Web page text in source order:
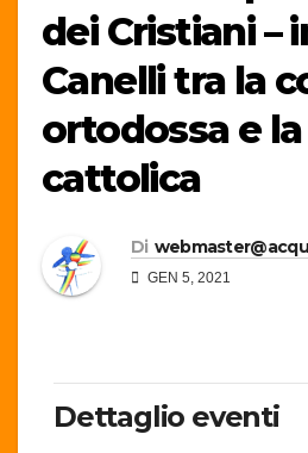
dei Cristiani –
Canelli tra la
ortodossa e
cattolica
Di
GEN 5, 2021
Dettaglio eventi